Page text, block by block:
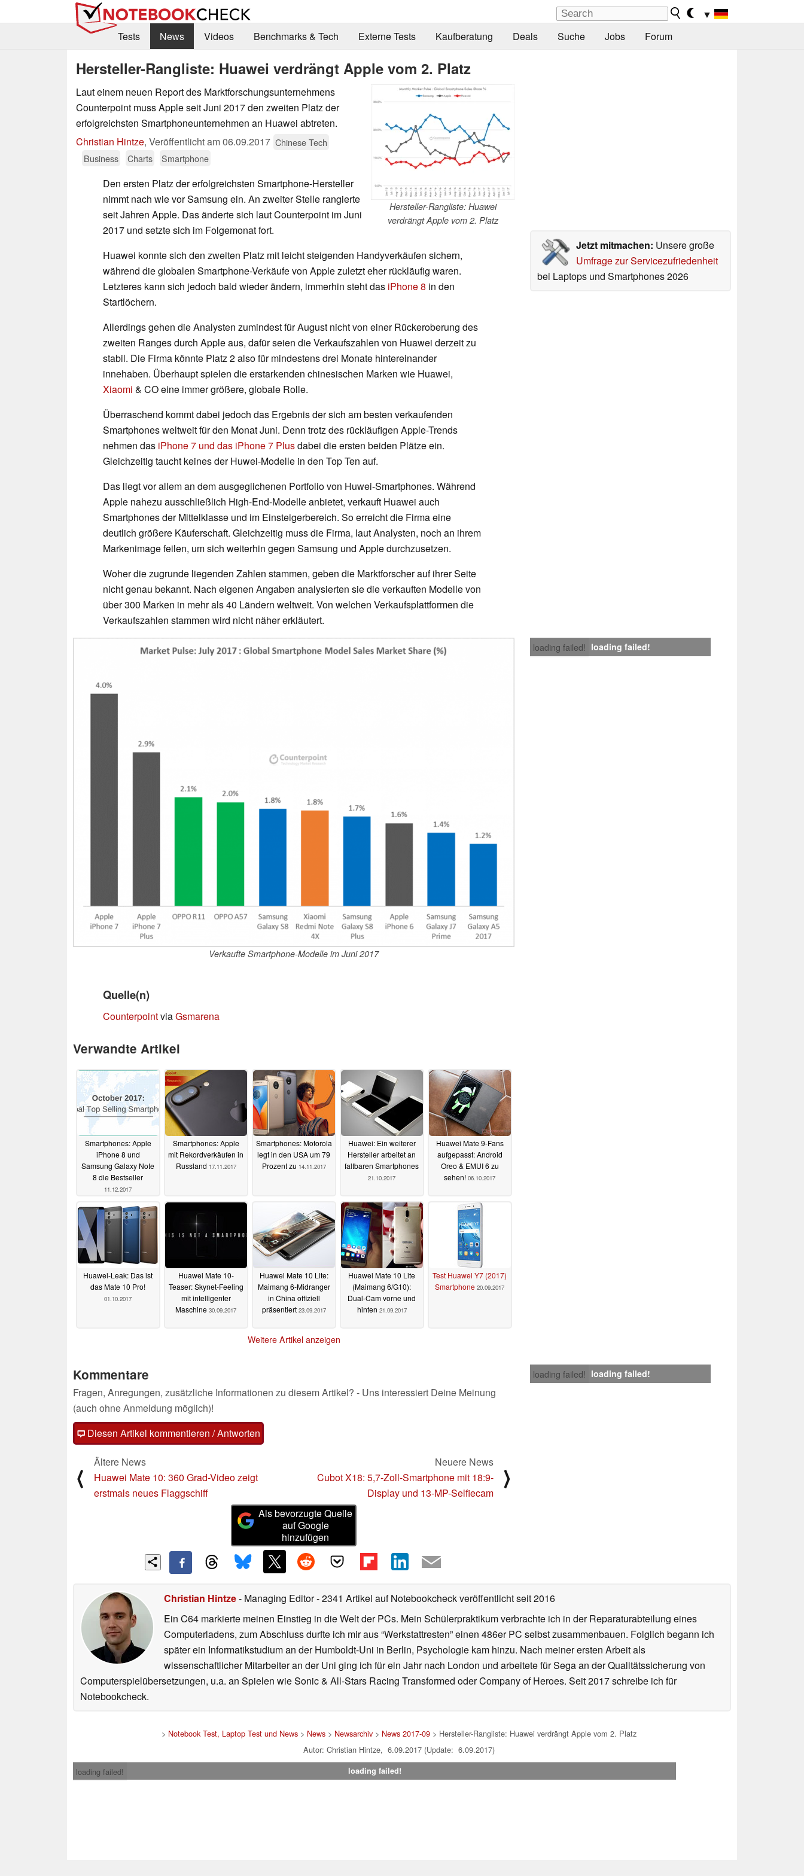
▼
Tests
News Videos Benchmarks & Tech Externe Tests Kaufberatung Deals Suche Jobs Forum
Hersteller-Rangliste: Huawei verdrängt Apple vom 2. Platz
Hersteller-Rangliste: Huawei
verdrängt Apple vom 2. Platz
Laut einem neuen Report des Marktforschungsunternehmens
Counterpoint muss Apple seit Juni 2017 den zweiten Platz der
erfolgreichsten Smartphoneunternehmen an Huawei abtreten.
Christian Hintze, Veröffentlicht am06.09.2017 Chinese Tech
Business
Charts Smartphone
Jetzt mitmachen: Unsere große
Umfrage zur Servicezufriedenheit
bei Laptops und Smartphones 2026
Den ersten Platz der erfolgreichsten Smartphone-Hersteller
nimmt nach wie vor Samsung ein. An zweiter Stelle rangierte
seit Jahren Apple. Das änderte sich laut Counterpoint im Juni
2017 und setzte sich im Folgemonat fort.
Huawei konnte sich den zweiten Platz mit leicht steigenden Handyverkäufen sichern,
während die globalen Smartphone-Verkäufe von Apple zuletzt eher rückläufig waren.
Letzteres kann sich jedoch bald wieder ändern, immerhin steht das iPhone 8 in den
Startlöchern.
Allerdings gehen die Analysten zumindest für August nicht von einer Rückeroberung des
zweiten Ranges durch Apple aus, dafür seien die Verkaufszahlen von Huawei derzeit zu
stabil. Die Firma könnte Platz 2 also für mindestens drei Monate hintereinander
innehaben. Überhaupt spielen die erstarkenden chinesischen Marken wie Huawei,
Xiaomi & CO eine immer größere, globale Rolle.
Überraschend kommt dabei jedoch das Ergebnis der sich am besten verkaufenden
Smartphones weltweit für den Monat Juni. Denn trotz des rückläufigen Apple-Trends
nehmen das iPhone 7 und das iPhone 7 Plusdabei die ersten beiden Plätze ein.
Gleichzeitig taucht keines der Huwei-Modelle in den Top Ten auf.
Das liegt vor allem an dem ausgeglichenen Portfolio von Huwei-Smartphones. Während
Apple nahezu ausschließlich High-End-Modelle anbietet, verkauft Huawei auch
Smartphones der Mittelklasse und im Einsteigerbereich. So erreicht die Firma eine
deutlich größere Käuferschaft. Gleichzeitig muss die Firma, laut Analysten, noch an ihrem
Markenimage feilen, um sich weiterhin gegen Samsung und Apple durchzusetzen.
Woher die zugrunde liegenden Zahlen stammen, geben die Marktforscher auf ihrer Seite
nicht genau bekannt. Nach eigenen Angaben analysierten sie die verkauften Modelle von
über 300 Marken in mehr als 40 Ländern weltweit. Von welchen Verkaufsplattformen die
Verkaufszahlen stammen wird nicht näher erkläutert.
loading failed! loading failed!
Verkaufte Smartphone-Modelle im Juni 2017
Quelle(n)
CounterpointviaGsmarena
Verwandte Artikel
Smartphones: Apple
iPhone 8 und
Samsung Galaxy Note
8 die Bestseller
11.12.2017
Smartphones: Apple
mit Rekordverkäufen in
Russland 17.11.2017
Smartphones: Motorola
legt in den USA um 79
Prozent zu 14.11.2017
Huawei: Ein weiterer
Hersteller arbeitet an
faltbaren Smartphones
21.10.2017
Huawei Mate 9-Fans
aufgepasst: Android
Oreo & EMUI 6 zu
sehen! 06.10.2017
Huawei-Leak: Das ist
das Mate 10 Pro!
01.10.2017
Huawei Mate 10-
Teaser: Skynet-Feeling
mit intelligenter
Maschine 30.09.2017
Huawei Mate 10 Lite:
Maimang 6-Midranger
in China offiziell
präsentiert 23.09.2017
Huawei Mate 10 Lite
(Maimang 6/G10):
Dual-Cam vorne und
hinten 21.09.2017
Test Huawei Y7 (2017)
Smartphone 20.09.2017
Weitere Artikel anzeigen
loading failed! loading failed!
Kommentare
Fragen, Anregungen, zusätzliche Informationen zu diesem Artikel? - Uns interessiert Deine Meinung
(auch ohne Anmeldung möglich)!
Diesen Artikel kommentieren / Antworten
⟨
Ältere News
Huawei Mate 10: 360 Grad-Video zeigt
erstmals neues Flaggschiff
Neuere News
Cubot X18: 5,7-Zoll-Smartphone mit 18:9-
Display und 13-MP-Selfiecam
⟩
Als bevorzugte Quelle
auf Google
hinzufügen
Christian Hintze- Managing Editor- 2341 Artikel auf Notebookcheck veröffentlichtseit 2016
Ein C64 markierte meinen Einstieg in die Welt der PCs. Mein Schülerpraktikum verbrachte ich in der Reparaturabteilung eines
Computerladens, zum Abschluss durfte ich mir aus “Werkstattresten” einen 486er PC selbst zusammenbauen. Folglich begann ich
später ein Informatikstudium an der Humboldt-Uni in Berlin, Psychologie kam hinzu. Nach meiner ersten Arbeit als
wissenschaftlicher Mitarbeiter an der Uni ging ich für ein Jahr nach London und arbeitete für Sega an der Qualitätssicherung von
Computerspielübersetzungen, u.a. an Spielen wie Sonic & All-Stars Racing Transformed oder Company of Heroes. Seit 2017 schreibe ich für
Notebookcheck.
> Notebook Test, Laptop Test und News > News > Newsarchiv > News 2017-09 > Hersteller-Rangliste: Huawei verdrängt Apple vom 2. Platz
Autor: Christian Hintze, 6.09.2017 (Update: 6.09.2017)
loading failed!
loading failed!